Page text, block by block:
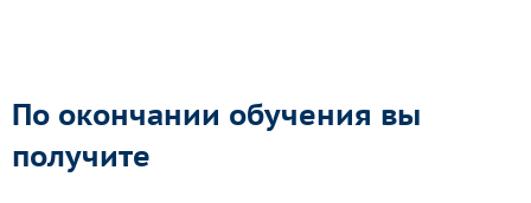
По окончании обучения вы
получите